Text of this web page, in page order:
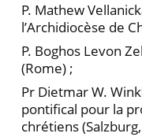
P. Mathew
l’Archidiocèse de
P. Boghos Levon
(Rome) ;
Pr Dietmar W.
pontifi­cal pour la
chrétiens